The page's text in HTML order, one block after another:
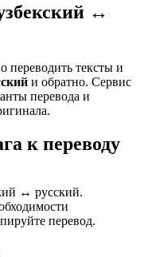
↔
переводить тексты и
и обратно. Сервис
перевода и
к переводу
↔ русский.
перевод.